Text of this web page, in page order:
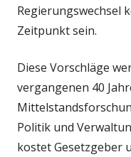
Regierungswechsel
Zeitpunkt sein.
Diese Vorschläge
vergangenen 40
Politik und
kostet Gesetzgeber